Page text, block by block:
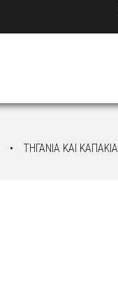
• ΤΗΓΑΝΙΑ ΚΑΙ ΚΑΠΑΚΙΑ